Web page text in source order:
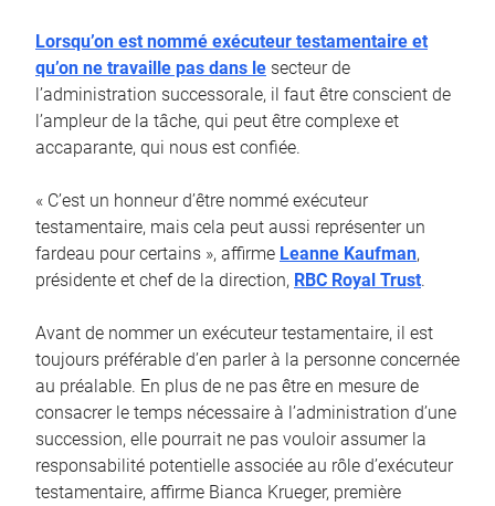
Lorsqu’on est nommé exécuteur testamentaire et
qu’on ne travaille pas dans le secteur de
l’administration successorale, il faut être conscient de
l’ampleur de la tâche, qui peut être complexe et
accaparante, qui nous est confiée.
« C’est un honneur d’être nommé exécuteur
testamentaire, mais cela peut aussi représenter un
fardeau pour certains », affirme Leanne Kaufman,
présidente et chef de la direction, RBC Royal Trust.
Avant de nommer un exécuteur testamentaire, il est
toujours préférable d’en parler à la personne concernée
au préalable. En plus de ne pas être en mesure de
consacrer le temps nécessaire à l’administration d’une
succession, elle pourrait ne pas vouloir assumer la
responsabilité potentielle associée au rôle d’exécuteur
testamentaire, affirme Bianca Krueger, première